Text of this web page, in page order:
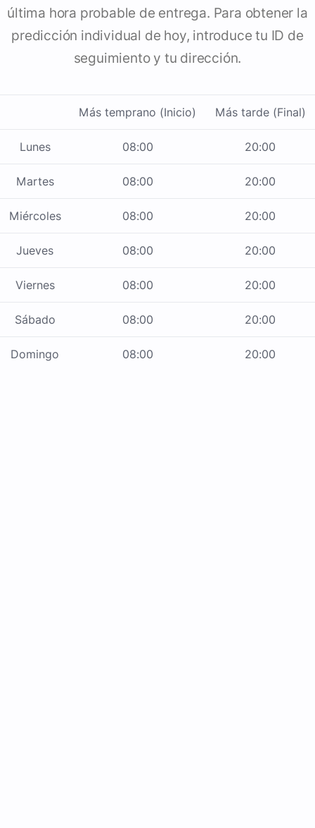
última hora probable de entrega. Para obtener la
predicción individual de hoy, introduce tu ID de
seguimiento y tu dirección.
Más temprano (Inicio) Más tarde (Final)
Lunes 08:00 20:00
Martes 08:00 20:00
Miércoles 08:00 20:00
Jueves 08:00 20:00
Viernes 08:00 20:00
Sábado 08:00 20:00
Domingo 08:00 20:00